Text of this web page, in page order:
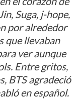
Suga, j-hope,
por alrededor
que llevaban
ver aunque
Entre gritos,
BTS agradeció
en español.